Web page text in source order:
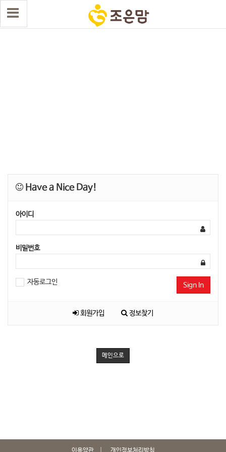
Have a Nice Day!
아이디
비밀번호
자동로그인 Sign In
회원가입 정보찾기
메인으로
이용약관 개인정보처리방침